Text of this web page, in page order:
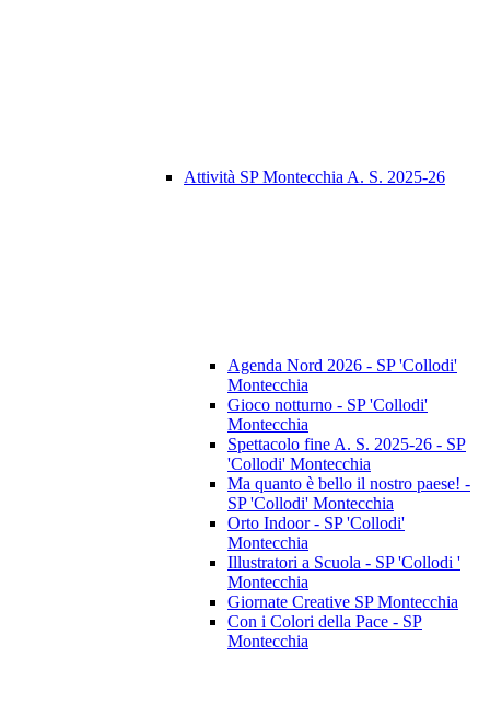
Attività SP Montecchia A. S. 2025-26
Agenda Nord 2026 - SP 'Collodi'
Montecchia
Gioco notturno - SP 'Collodi'
Montecchia
Spettacolo fine A. S. 2025-26 - SP
'Collodi' Montecchia
Ma quanto è bello il nostro paese! -
SP 'Collodi' Montecchia
Orto Indoor - SP 'Collodi'
Montecchia
Illustratori a Scuola - SP 'Collodi '
Montecchia
Giornate Creative SP Montecchia
Con i Colori della Pace - SP
Montecchia